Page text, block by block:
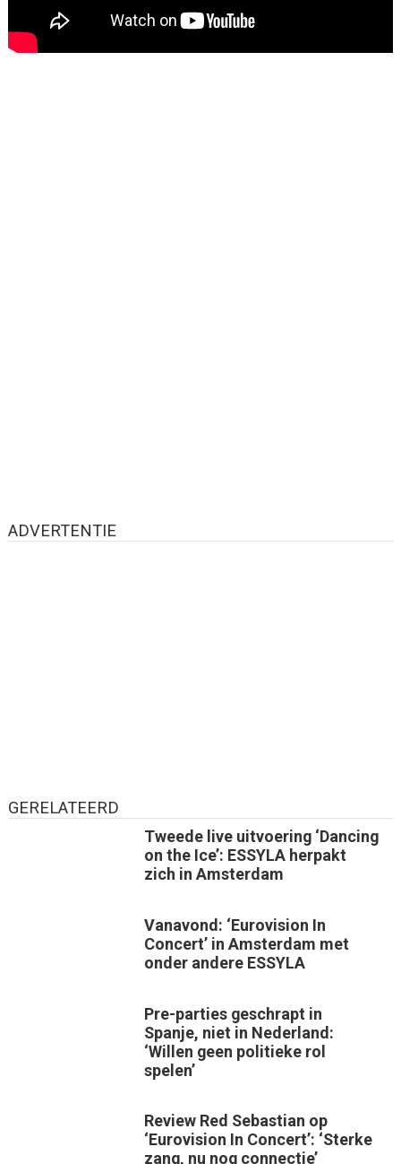
ADVERTENTIE
GERELATEERD
Tweede live uitvoering ‘Dancing
on the Ice’: ESSYLA herpakt
zich in Amsterdam
Vanavond: ‘Eurovision In
Concert’ in Amsterdam met
onder andere ESSYLA
Pre-parties geschrapt in
Spanje, niet in Nederland:
‘Willen geen politieke rol
spelen’
Review Red Sebastian op
‘Eurovision In Concert’: ‘Sterke
zang, nu nog connectie’